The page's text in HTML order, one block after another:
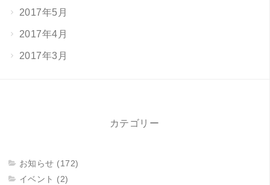
2017年5月
2017年4月
2017年3月
カテゴリー
お知らせ (172)
イベント (2)